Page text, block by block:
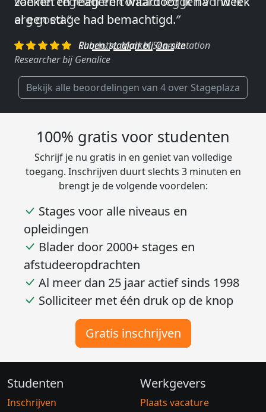
erg goed.″
Charlotte, Market Segmentation
Researcher bij Genalice
Bekijk alle beoordelingen van 4 over Stageplaza
100% gratis voor studenten
Schrijf je nu gratis in en geniet van volledige
toegang. Inschrijven duurt slechts 3 minuten en
brengt je de volgende voordelen:
Stages voor alle niveaus en
opleidingen
Blader door 2000+ stages en
afstudeeropdrachten
Al meer dan 25 jaar actief sinds 1998
Solliciteer met één druk op de knop
Gratis inschrijven
Studenten
Inschrijven
Werkgevers
Plaats vacature